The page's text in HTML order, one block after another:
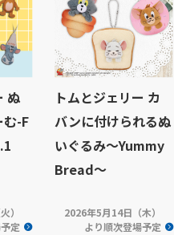
ぬ
む-F
）
定
トムとジェリー カ
バンに付けられるぬ
いぐるみ～Yummy
Bread～
2026年5月14日（木）
より順次登場予定